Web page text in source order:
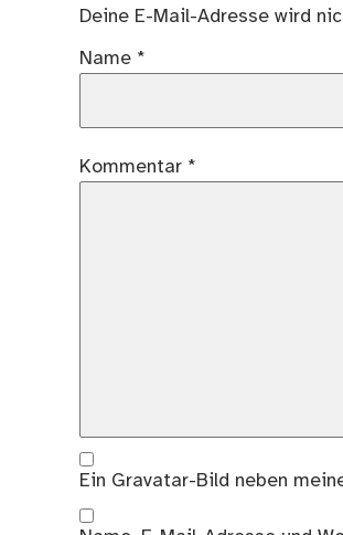
Deine E-Mail-Adresse wird
Name *
Kommentar *
Ein Gravatar-Bild neben